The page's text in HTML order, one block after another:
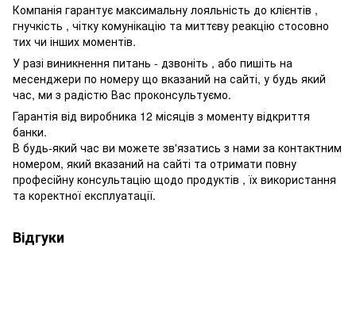
Компанія гарантує максимальну лояльність до клієнтів ,
гнучкість , чітку комунікацію та миттєву реакцію стосовно
тих чи інших моментів.
У разі виникнення питань - дзвоніть , або пишіть на
месенджери по номеру що вказаний на сайті, у будь який
час, ми з радістю Вас проконсультуємо.
Гарантія від виробника 12 місяців з моменту відкриття
банки.
В будь-який час ви можете зв'язатись з нами за контактним
номером, який вказаний на сайті та отримати повну
професійну консультацію щодо продуктів , їх використання
та коректної експлуатації.
Відгуки